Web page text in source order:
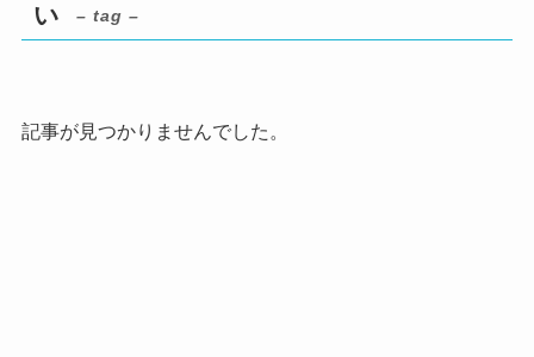
い
– tag –
記事が見つかりませんでした。